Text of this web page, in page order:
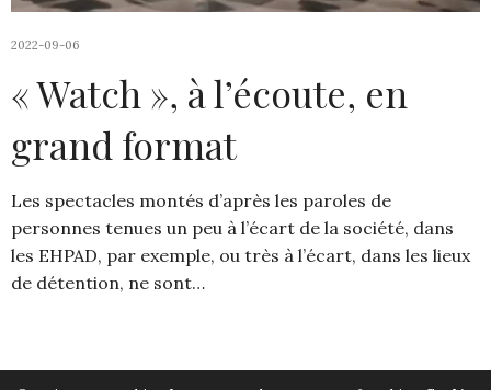
2022-09-06
« Watch », à l’écoute, en
grand format
Les spectacles montés d’après les paroles de
personnes tenues un peu à l’écart de la société, dans
les EHPAD, par exemple, ou très à l’écart, dans les lieux
de détention, ne sont…